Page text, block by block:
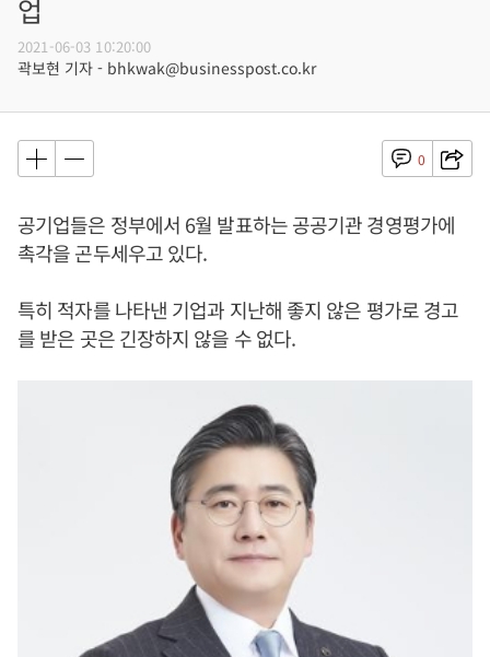
업
2021-06-03 10:20:00
곽보현 기자 - bhkwak@businesspost.co.kr
0
공기업들은 정부에서 6월 발표하는 공공기관 경영평가에
촉각을 곤두세우고 있다.
특히 적자를 나타낸 기업과 지난해 좋지 않은 평가로 경고
를 받은 곳은 긴장하지 않을 수 없다.